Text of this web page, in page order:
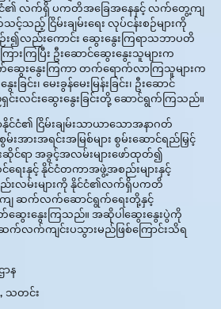
လက်ရှိ ပကတိအခြေအနေနှင့် လက်တွေ့ကျ
ငြိမ်းချမ်းရေး လုပ်ငန်းစဉ်များကို
း၍လည်းကောင်း ဆွေးနွေးကြရာသဘာပတိ
ြားကြပြီး ဦးဆောင်ဆွေးနွေးသူများက
ေးနွေးကြကာ တက်ရောက်လာကြသူများက
ြင်း၊ မေးခွန်မေးမြန်းခြင်း၊ ဦးဆောင်
င်းလင်းဆွေးနွေးခြင်းတို့ ဆောင်ရွက်ကြသည်။
နိုင်ငံ၏ ငြိမ်းချမ်းသာယာသောအနာဂတ်
းအရင်းအမြစ်များ စွမ်းဆောင်ရည်မြှင့်
းဆိုင်ရာ အခွင့်အလမ်းများဖော်ထုတ်၍
င်ရေးနှင့် နိုင်ငံတကာအဖွဲ့အစည်းများနှင့်
ည်းလမ်းများကို နိုင်ငံ၏လက်ရှိပကတိ
ျ ဆက်လက်ဆောင်ရွက်ရေးတို့နှင့်
ေးနွေးကြသည်။ အဆိုပါဆွေးနွေးပွဲကို
လက်ကျင်းပသွားမည်ဖြစ်ကြောင်းသိရ
ာန
, သတင်း